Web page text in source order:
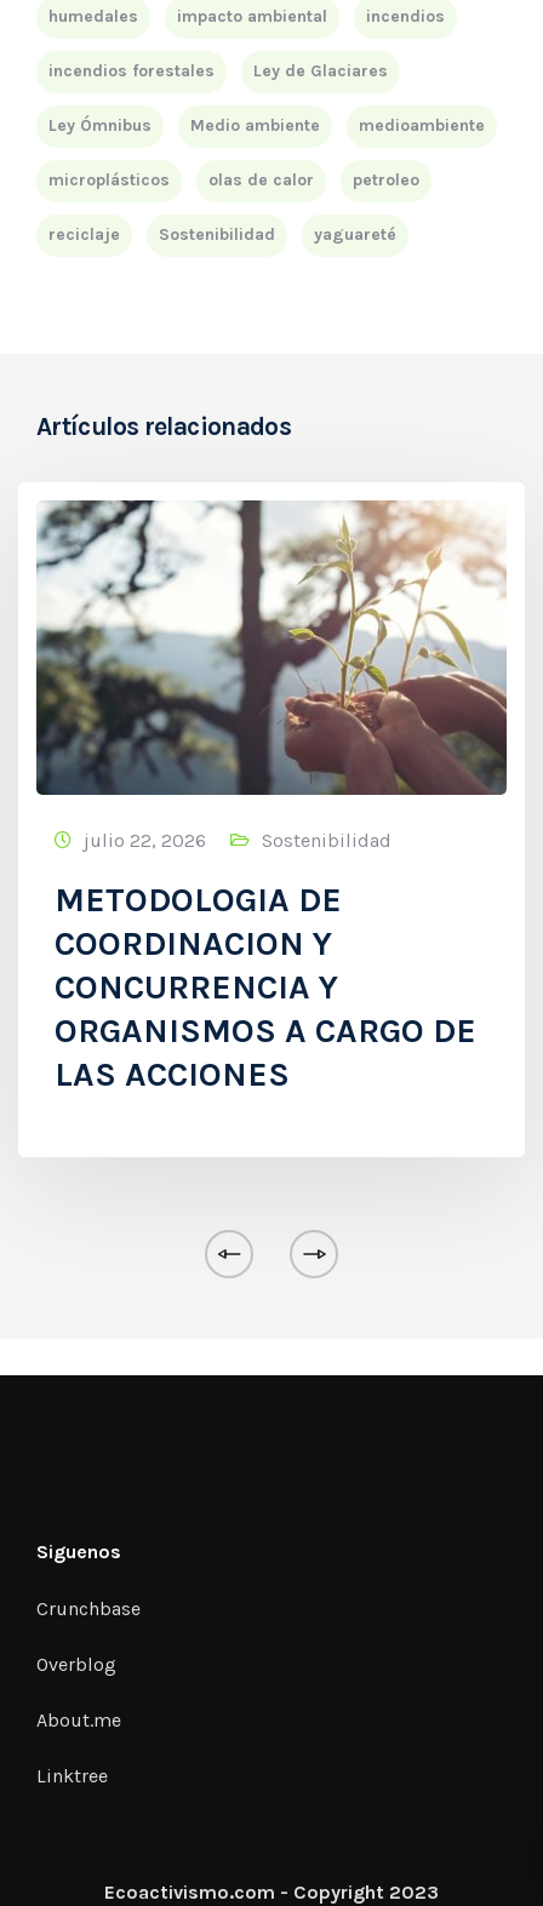
humedales impacto ambiental incendios
incendios forestales Ley de Glaciares
Ley Ómnibus Medio ambiente medioambiente
microplásticos olas de calor petroleo
reciclaje Sostenibilidad yaguareté
Artículos relacionados
julio 22, 2026 Sostenibilidad
METODOLOGIA DE
COORDINACION Y
CONCURRENCIA Y
ORGANISMOS A CARGO DE
LAS ACCIONES
Siguenos
Crunchbase
Overblog
About.me
Linktree
Ecoactivismo.com - Copyright 2023